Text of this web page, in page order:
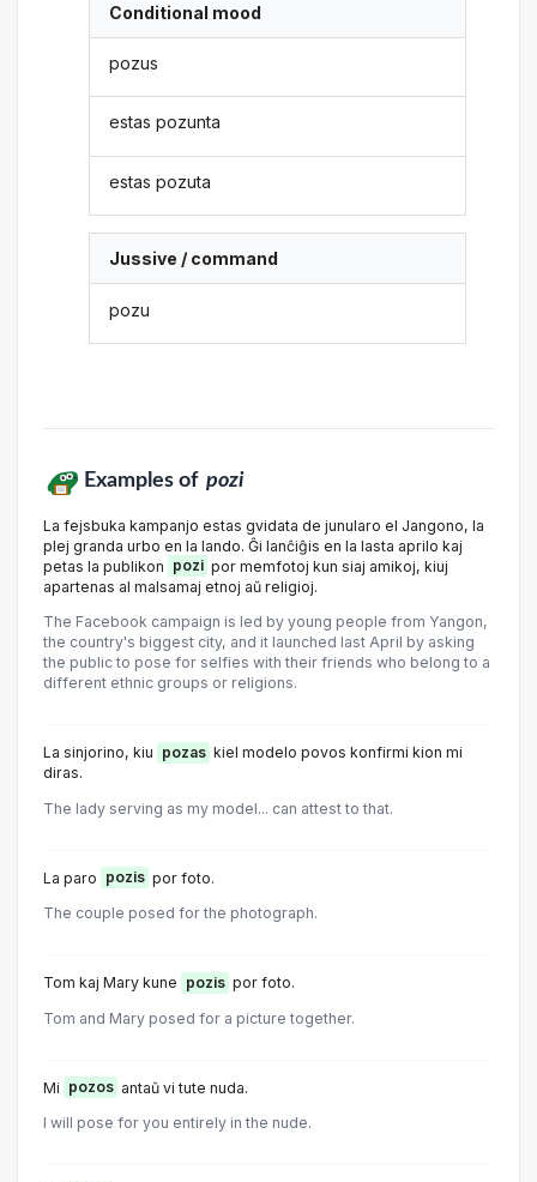
Conditional mood
pozus
estas pozunta
estas pozuta
Jussive / command
pozu
Examples of pozi
La fejsbuka kampanjo estas gvidata de junularo el Jangono, la
plej granda urbo en la lando. Ĝi lanĉiĝis en la lasta aprilo kaj
petas la publikon pozi por memfotoj kun siaj amikoj, kiuj
apartenas al malsamaj etnoj aŭ religioj.
The Facebook campaign is led by young people from Yangon,
the country's biggest city, and it launched last April by asking
the public to pose for selfies with their friends who belong to a
different ethnic groups or religions.
La sinjorino, kiu pozas kiel modelo povos konfirmi kion mi
diras.
The lady serving as my model... can attest to that.
La paro pozis por foto.
The couple posed for the photograph.
Tom kaj Mary kune pozis por foto.
Tom and Mary posed for a picture together.
Mi pozos antaŭ vi tute nuda.
I will pose for you entirely in the nude.